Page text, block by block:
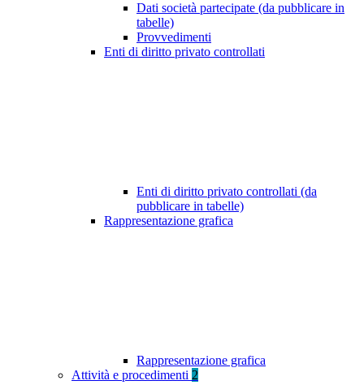
Dati società partecipate (da pubblicare in
tabelle)
Provvedimenti
Enti di diritto privato controllati
Enti di diritto privato controllati (da
pubblicare in tabelle)
Rappresentazione grafica
Rappresentazione grafica
Attività e procedimenti 2